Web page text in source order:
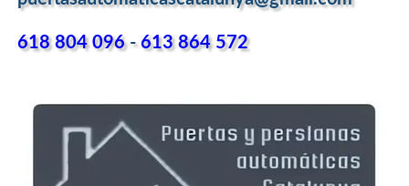
618 804 096-613 864 572